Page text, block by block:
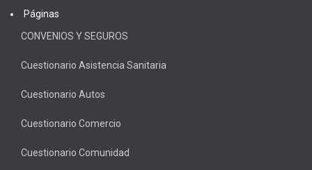
Páginas
CONVENIOS Y SEGUROS
Cuestionario Asistencia Sanitaria
Cuestionario Autos
Cuestionario Comercio
Cuestionario Comunidad